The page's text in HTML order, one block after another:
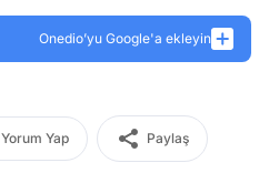
Onedio’yu Google'a ekleyin
Yorum Yap Paylaş